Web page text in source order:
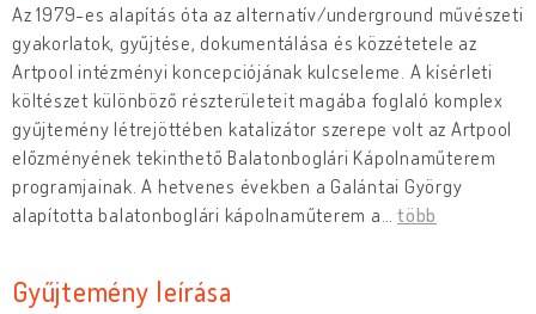
Az 1979-es alapítás óta az alternatív/underground művészeti
gyakorlatok, gyűjtése, dokumentálása és közzétetele az
Artpool intézményi koncepciójának kulcseleme. A kísérleti
költészet különböző részterületeit magába foglaló komplex
gyűjtemény létrejöttében katalizátor szerepe volt az Artpool
előzményének tekinthető Balatonboglári Kápolnaműterem
programjainak. A hetvenes években a Galántai György
alapította balatonboglári kápolnaműterem a
több
Gyűjtemény leírása